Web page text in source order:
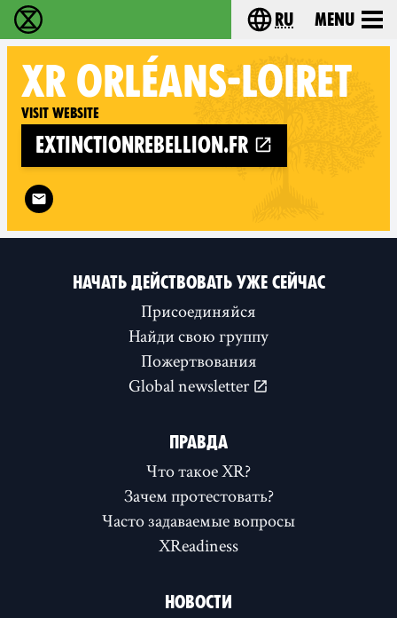
Extinction Rebellion - Home Choose your
ru Menu
XR ORLÉANS-LOIRET
Visit website
extinctionrebellion.fr
Follow XR Orléans-Loiret on
НАЧАТЬ ДЕЙСТВОВАТЬ УЖЕ СЕЙЧАС
Присоединяйся
Найди свою группу
Пожертвования
Global newsletter
ПРАВДА
Что такое XR?
Зачем протестовать?
Часто задаваемые вопросы
XReadiness
НОВОСТИ